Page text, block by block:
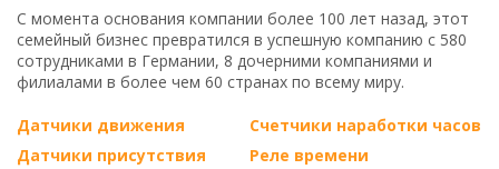
С момента основания компании более 100 лет назад, этот
семейный бизнес превратился в успешную компанию с 580
сотрудниками в Германии, 8 дочерними компаниями и
филиалами в более чем 60 странах по всему миру.
Датчики движения
Датчики присутствия
Счетчики наработки часов
Реле времени